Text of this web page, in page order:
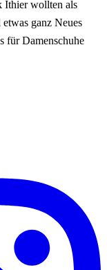
Ithier wollten als
ganz Neues
für Damenschuhe